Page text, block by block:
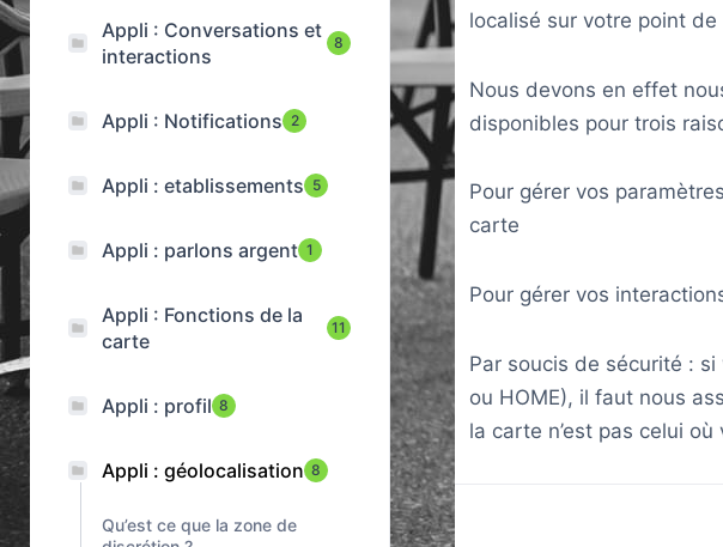
Appli : Conversations et
interactions
8
Appli : Notifications 2
Appli : etablissements 5
Appli : parlons argent 1
Appli : Fonctions de la
carte
11
Appli : profil 8
Appli : géolocalisation 8
Qu’est ce que la zone de
localisé sur votre point de
Nous devons en effet
disponibles pour trois
Pour gérer vos
carte
Pour gérer vos
Par soucis de sécurité :
ou HOME), il faut nous
la carte n’est pas celui